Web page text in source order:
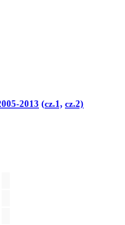
2013 (cz.1, cz.2)